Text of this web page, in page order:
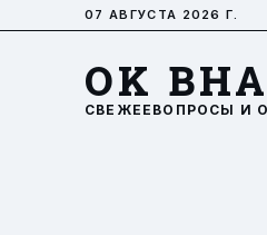
07 АВГУСТА 2026 Г.
OK
СВЕЖЕЕ ВОПРОСЫ И